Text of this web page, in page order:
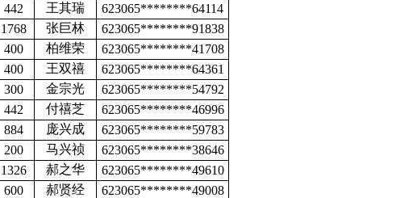
442 王其瑞
623065********64114
1768 张巨林
623065********91838
400 柏维荣
623065********41708
400 王双禧
623065********64361
300 金宗光
623065********54792
442 付禧芝
623065********46996
884 庞兴成
623065********59783
200 马兴祯
623065********38646
1326 郝之华
623065********49610
600 郝贤经
623065********49008